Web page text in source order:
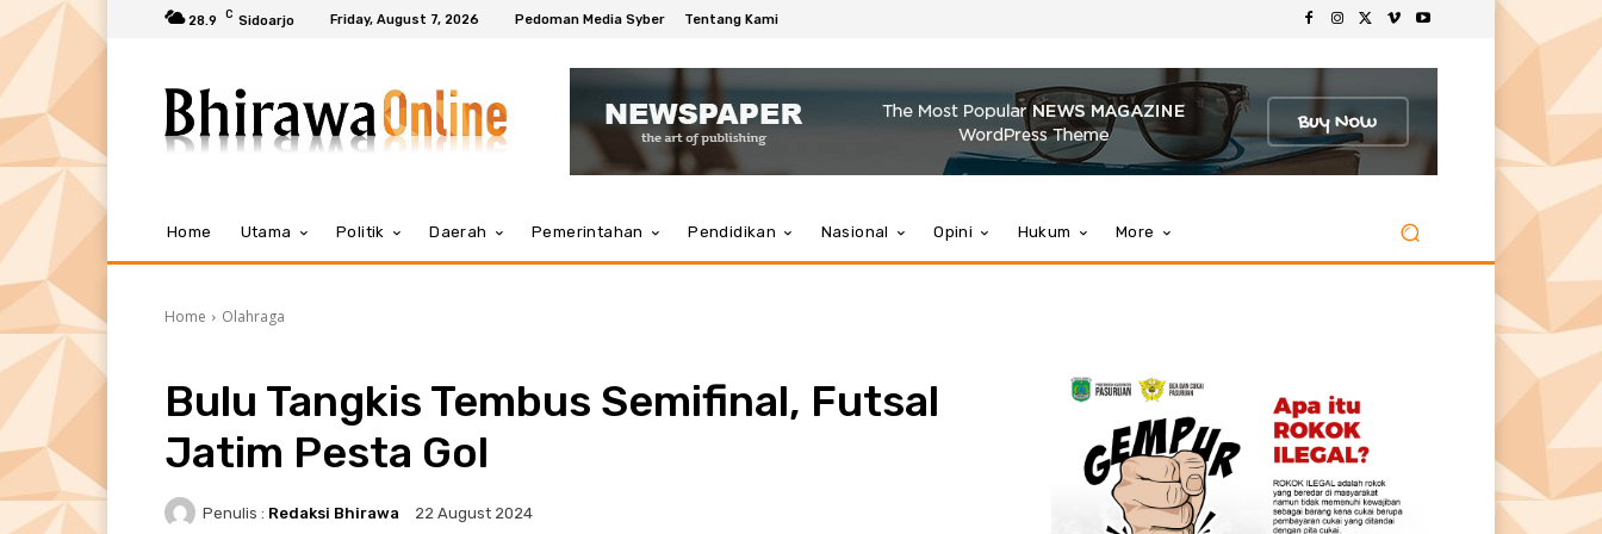
28.9 C Sidoarjo Friday, August 7, 2026 Pedoman Media Syber Tentang Kami
Home Utama Politik Daerah Pemerintahan Pendidikan Nasional Opini Hukum More
Home Olahraga
Bulu Tangkis Tembus Semifinal, Futsal
Jatim Pesta Gol
Penulis : Redaksi Bhirawa 22 August 2024